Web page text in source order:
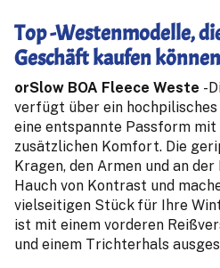
Top -Westenmodelle,
Geschäft kaufen können
orSlow BOA Fleece Weste -
verfügt über ein
eine entspannte Passform
zusätzlichen Komfort. Die
Kragen, den Armen und an
Hauch von Kontrast und
vielseitigen Stück für Ihre
ist mit einem vorderen
und einem Trichterhals